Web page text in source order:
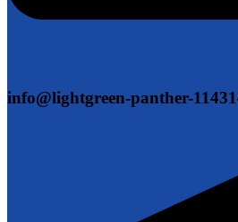
info@lightgreen-panther-